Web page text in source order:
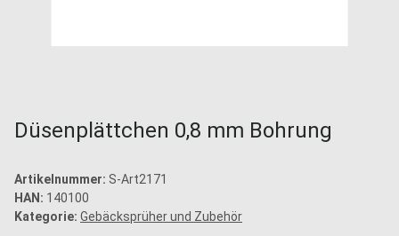
Düsenplättchen 0,8 mm Bohrung
Artikelnummer: S-Art2171
HAN: 140100
Kategorie: Gebäcksprüher und Zubehör